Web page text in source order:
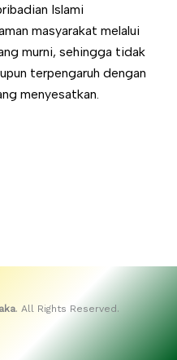
Islami
masyarakat melalui
murni, sehingga tidak
terpengaruh dengan
menyesatkan.
. All Rights Reserved.